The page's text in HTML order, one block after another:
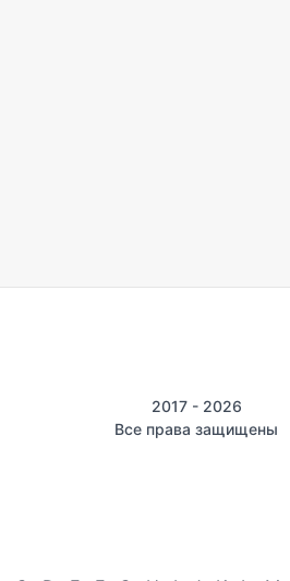
2017 - 2026
Все права защищены